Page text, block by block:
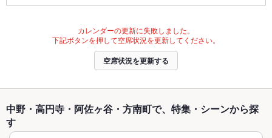
カレンダーの更新に失敗しました。
下記ボタンを押して空席状況を更新してください。
空席状況を更新する
中野・高円寺・阿佐ヶ谷・方南町で、特集・シーンから探
す